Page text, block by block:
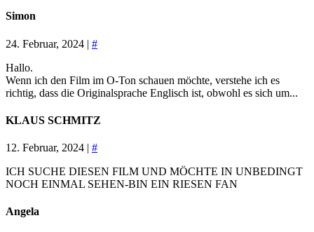
Simon
24. Februar, 2024 | #
Hallo.
Wenn ich den Film im O-Ton schauen möchte, verstehe ich es
richtig, dass die Originalsprache Englisch ist, obwohl es sich um...
KLAUS SCHMITZ
12. Februar, 2024 | #
ICH SUCHE DIESEN FILM UND MÖCHTE IN UNBEDINGT
NOCH EINMAL SEHEN-BIN EIN RIESEN FAN
Angela